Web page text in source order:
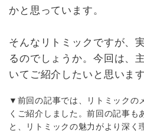
かと思っています。
そんなリトミックですが、
るのでしょうか。今回は、
いてご紹介したいと思います
▼前回の記事では、リトミックの
くご紹介しました。前回の記事も
と、リトミックの魅力がより深く